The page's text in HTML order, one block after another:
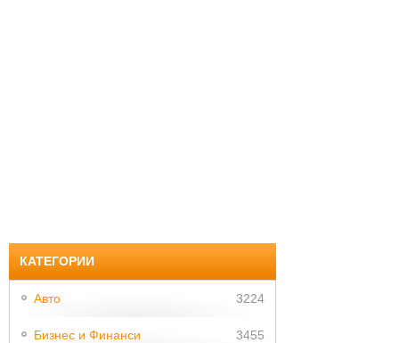
КАТЕГОРИИ
Авто 3224
Бизнес и Финанси 3455